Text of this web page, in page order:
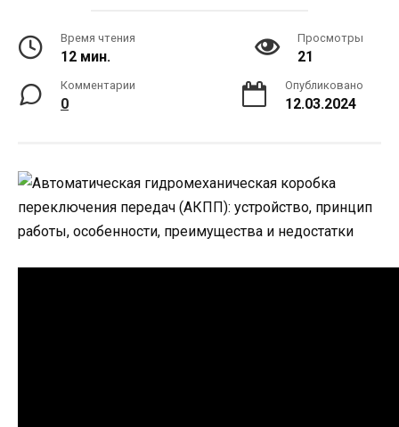
Время чтения
12 мин.
Просмотры
21
Комментарии
0
Опубликовано
12.03.2024